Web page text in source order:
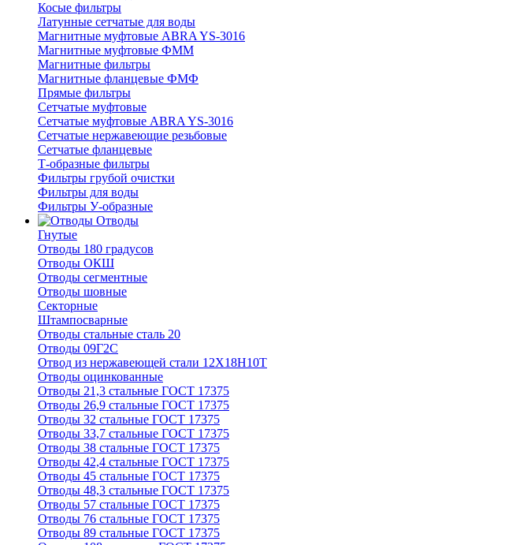
Косые фильтры
Латунные сетчатые для воды
Магнитные муфтовые ABRA YS-3016
Магнитные муфтовые ФММ
Магнитные фильтры
Магнитные фланцевые ФМФ
Прямые фильтры
Сетчатые муфтовые
Сетчатые муфтовые ABRA YS-3016
Сетчатые нержавеющие резьбовые
Сетчатые фланцевые
Т-образные фильтры
Фильтры грубой очистки
Фильтры для воды
Фильтры У-образные
Отводы
Гнутые
Отводы 180 градусов
Отводы ОКШ
Отводы сегментные
Отводы шовные
Секторные
Штампосварные
Отводы стальные сталь 20
Отводы 09Г2С
Отвод из нержавеющей стали 12Х18Н10Т
Отводы оцинкованные
Отводы 21,3 стальные ГОСТ 17375
Отводы 26,9 стальные ГОСТ 17375
Отводы 32 стальные ГОСТ 17375
Отводы 33,7 стальные ГОСТ 17375
Отводы 38 стальные ГОСТ 17375
Отводы 42,4 стальные ГОСТ 17375
Отводы 45 стальные ГОСТ 17375
Отводы 48,3 стальные ГОСТ 17375
Отводы 57 стальные ГОСТ 17375
Отводы 76 стальные ГОСТ 17375
Отводы 89 стальные ГОСТ 17375